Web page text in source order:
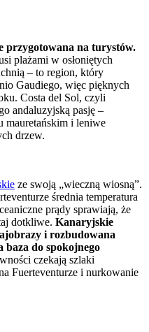
przygotowana na turystów.
plażami w osłoniętych
– to region, który
Gaudiego, więc pięknych
Costa del Sol, czyli
andaluzyjską pasję –
mauretańskim i leniwe
drzew.
ze swoją „wieczną wiosną”.
średnia temperatura
prądy sprawiają, że
dotkliwe. Kanaryjskie
i rozbudowana
do spokojnego
czekają szlaki
Fuerteventurze i nurkowanie